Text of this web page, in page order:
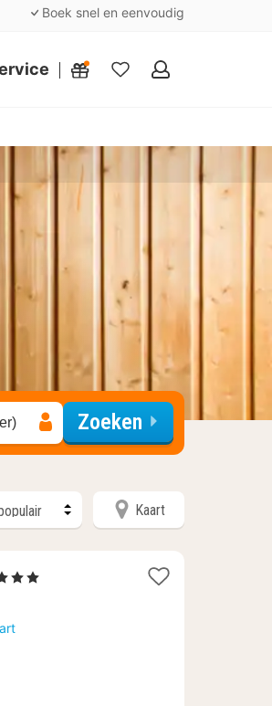
Boek snel en eenvoudig
Mijn
Zoeken
Kaart